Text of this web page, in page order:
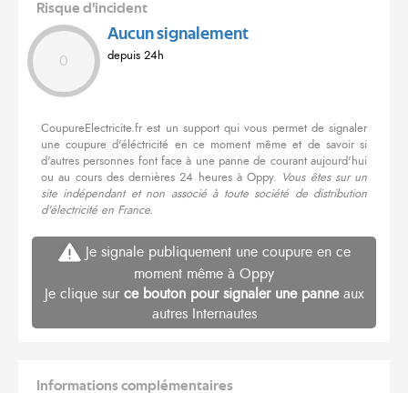
Risque d'incident
0
Aucun signalement
depuis 24h
CoupureElectricite.fr est un support qui vous permet de signaler
une coupure d'éléctricité en ce moment même et de savoir si
d'autres personnes font face à une panne de courant aujourd'hui
ou au cours des dernières 24 heures à Oppy. Vous êtes sur un
site indépendant et non associé à toute société de distribution
d'électricité en France.
Je signale publiquement une coupure en ce
moment même à Oppy
Je clique sur ce bouton pour signaler une panneaux
autres Internautes
Informations complémentaires